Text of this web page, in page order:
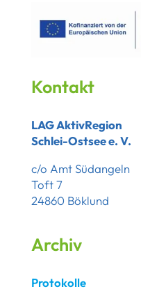
Kontakt
LAG AktivRegion
Schlei-Ostsee e. V.
c/o Amt Südangeln
Toft 7
24860 Böklund
Archiv
Protokolle